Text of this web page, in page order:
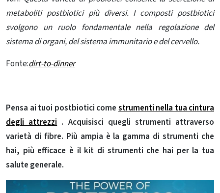
metaboliti postbiotici più diversi. I composti postbiotici
svolgono un ruolo fondamentale nella regolazione del
sistema di organi, del sistema immunitario e del cervello.
Fonte:dirt-to-dinner
Pensa ai tuoi postbiotici comestrumenti nella tua cintura
degli attrezzi. Acquisisci quegli strumenti attraverso
varietà di fibre. Più ampia è la gamma di strumenti che
hai, più efficace è il kit di strumenti che hai per la tua
salute generale.